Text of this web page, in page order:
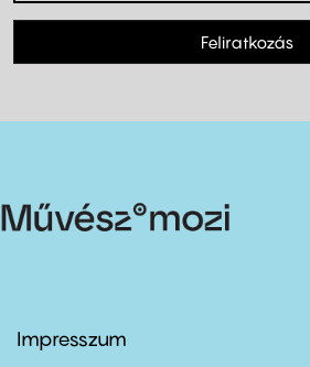
Feliratkozás
Footer
Impresszum